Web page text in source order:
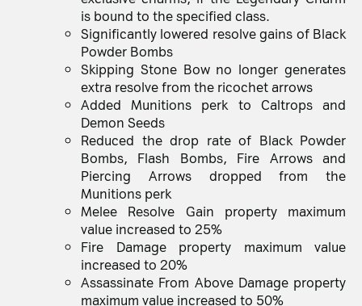
is bound to the specified class.
Significantly lowered resolve gains of Black
Powder Bombs
Skipping Stone Bow no longer generates
extra resolve from the ricochet arrows
Added Munitions perk to Caltrops and
Demon Seeds
Reduced the drop rate of Black Powder
Bombs, Flash Bombs, Fire Arrows and
Piercing Arrows dropped from the
Munitions perk
Melee Resolve Gain property maximum
value increased to 25%
Fire Damage property maximum value
increased to 20%
Assassinate From Above Damage property
maximum value increased to 50%